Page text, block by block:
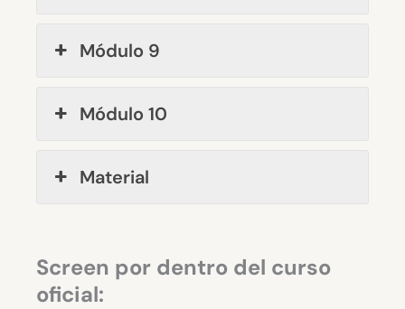
Módulo 9
Módulo 10
Material
Screen por dentro del curso
oficial: